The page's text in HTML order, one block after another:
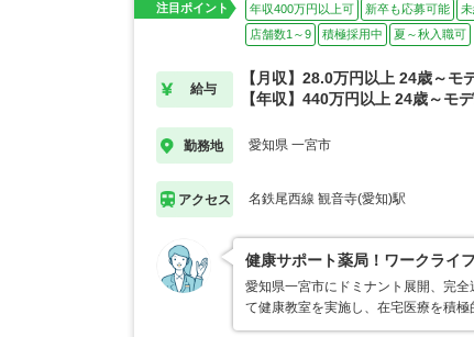
注目ポイント 年収400万円以上可 新卒も応募可能
店舗数1～9
積極採用中 夏～秋入職可
給与
【月収】28.0万円以上 24歳～モ
【年収】440万円以上 24歳～モ
勤務地 愛知県 一宮市
アクセス 名鉄尾西線 観音寺(愛知)駅
健康サポート薬局！ワークライ
愛知県一宮市にドミナント展開、完
て健康教室を実施し、在宅医療を積